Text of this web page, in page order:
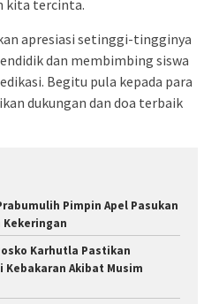
kita tercinta.
apresiasi setinggi-tingginya
dan membimbing siswa
Begitu pula kepada para
dukungan dan doa terbaik
Pimpin Apel Pasukan
Kekeringan
Karhutla Pastikan
Akibat Musim